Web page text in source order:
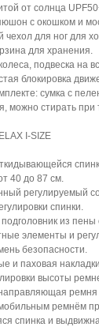
от солнца
с окошком и
чехол для ног для
для хранения.
подвеска на
блокировка
сумка с
можно стирать при
I-SIZE
40 до 87 см.
регулируемый
спинки.
из
элементы и
безопасности.
и паховая
высоты
ремня
ремнём
спинка и